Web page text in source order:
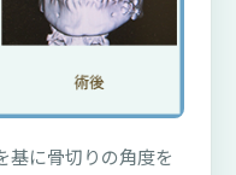
基に骨切りの角度を